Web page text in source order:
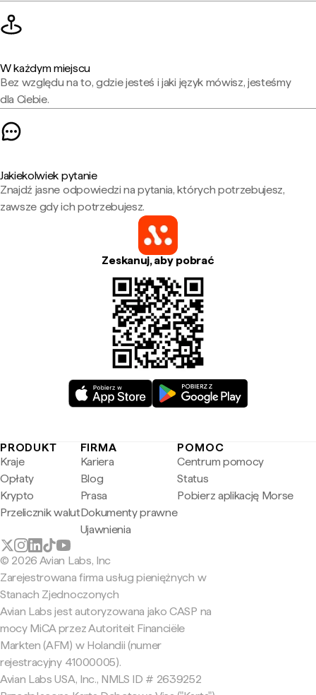
W każdym miejscu
Bez względu na to, gdzie jesteś i jaki język mówisz, jesteśmy
dla Ciebie.
Jakiekolwiek pytanie
Znajdź jasne odpowiedzi na pytania, których potrzebujesz,
zawsze gdy ich potrzebujesz.
Zeskanuj, aby pobrać
PRODUKT
Kraje
Opłaty
Krypto
Przelicznik walut
FIRMA
Kariera
Blog
Prasa
Dokumenty prawne
Ujawnienia
POMOC
Centrum pomocy
Status
Pobierz aplikację Morse
© 2026 Avian Labs, Inc
Zarejestrowana firma usług pieniężnych w
Stanach Zjednoczonych
Avian Labs jest autoryzowana jako CASP na
mocy MiCA przez Autoriteit Financiële
Markten (AFM) w Holandii (numer
rejestracyjny 41000005).
Avian Labs USA, Inc., NMLS ID # 2639252